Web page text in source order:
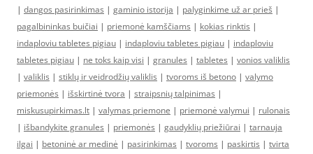
| dangos pasirinkimas | gaminio istorija | palyginkime už ar prieš |
pagalbininkas buičiai | priemonė kamščiams | kokias rinktis |
indaploviu tabletes pigiau | indaploviu tabletes pigiau | indaploviu
tabletes pigiau | ne toks kaip visi | granules | tabletes | vonios valiklis
| valiklis | stiklų ir veidrodžių valiklis | tvoroms iš betono | valymo
priemonės | išskirtinė tvora | straipsnių talpinimas |
miskusupirkimas.lt | valymas priemone | priemonė valymui | rulonais
| išbandykite granules | priemonės | gaudyklių priežiūrai | tarnauja
ilgai | betoninė ar medinė | pasirinkimas | tvoroms | paskirtis | tvirta